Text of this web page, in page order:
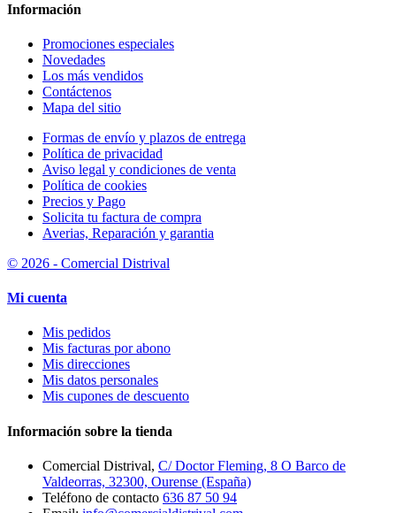
Información
Promociones especiales
Novedades
Los más vendidos
Contáctenos
Mapa del sitio
Formas de envío y plazos de entrega
Política de privacidad
Aviso legal y condiciones de venta
Política de cookies
Precios y Pago
Solicita tu factura de compra
Averias, Reparación y garantia
© 2026 - Comercial Distrival
Mi cuenta
Mis pedidos
Mis facturas por abono
Mis direcciones
Mis datos personales
Mis cupones de descuento
Información sobre la tienda
Comercial Distrival, C/ Doctor Fleming, 8 O Barco de
Valdeorras, 32300, Ourense (España)
Teléfono de contacto 636 87 50 94